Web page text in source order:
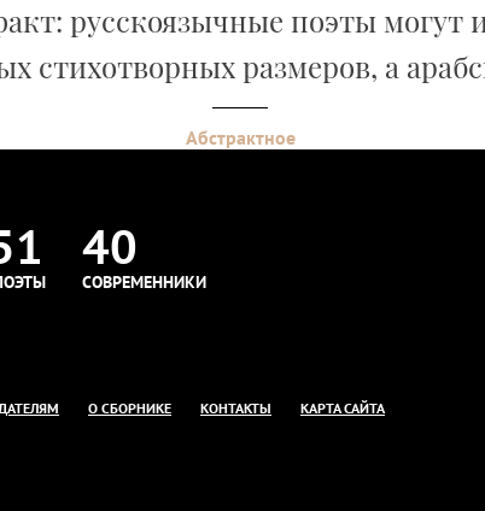
русскоязычные поэты могут
стихотворных размеров, а
Абстрактное
40
СОВРЕМЕННИКИ
О СБОРНИКЕ КОНТАКТЫ КАРТА САЙТА